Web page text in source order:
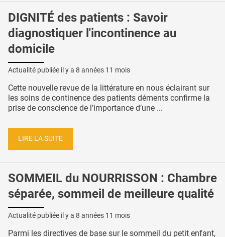
DIGNITÉ des patients : Savoir
diagnostiquer l'incontinence au
domicile
Actualité publiée il y a 8 années 11 mois
Cette nouvelle revue de la littérature en nous éclairant sur
les soins de continence des patients déments confirme la
prise de conscience de l’importance d’une ...
LIRE LA SUITE
SOMMEIL du NOURRISSON : Chambre
séparée, sommeil de meilleure qualité
Actualité publiée il y a 8 années 11 mois
Parmi les directives de base sur le sommeil du petit enfant,